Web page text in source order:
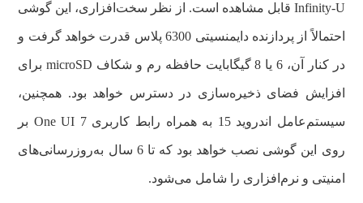
Infinity-U قابل مشاهده است. از نظر سخت‌افزاری، این گوشی
احتمالاً از پردازنده دایمنسیتی 6300 پلاس قدرت خواهد گرفت و
در کنار آن، 6 یا 8 گیگابایت حافظه رم و شکاف microSD برای
افزایش فضای ذخیره‌سازی در دسترس خواهد بود. همچنین،
سیستم‌عامل اندروید 15 به همراه رابط کاربری One UI 7 بر
روی این گوشی نصب خواهد بود که تا 6 سال به‌روزرسانی‌های
امنیتی و نرم‌افزاری را شامل می‌شود.